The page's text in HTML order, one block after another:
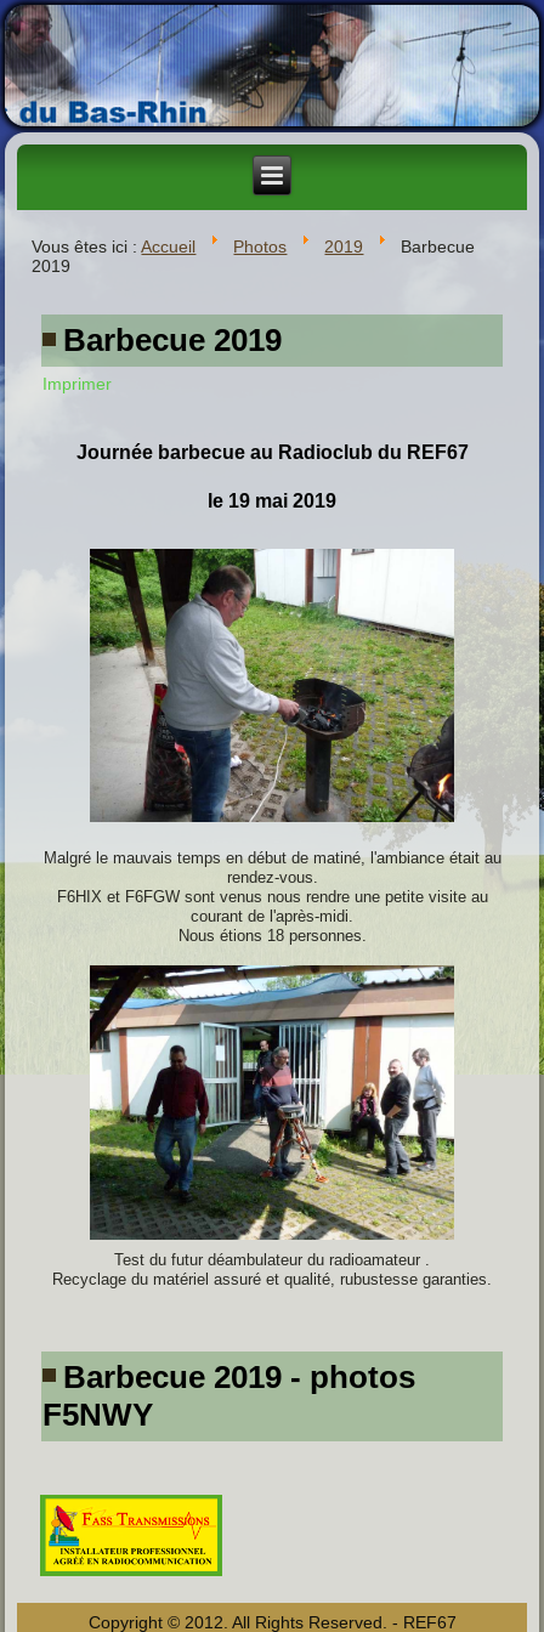
Vous êtes ici :Accueil Photos 2019
Barbecue
2019
Barbecue 2019
Imprimer
Journée barbecue au Radioclub du REF67
le 19 mai 2019
Malgré le mauvais temps en début de matiné, l'ambiance était au
rendez-vous.
F6HIX et F6FGW sont venus nous rendre une petite visite au
courant de l'après-midi.
Nous étions 18 personnes.
Test du futur déambulateur du radioamateur .
Recyclage du matériel assuré et qualité, rubustesse garanties.
Barbecue 2019 - photos
F5NWY
Copyright © 2012. All Rights Reserved. - REF67